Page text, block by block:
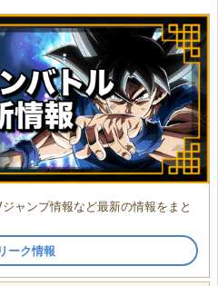
ャンプ情報など最新の情報をまと
ーク情報